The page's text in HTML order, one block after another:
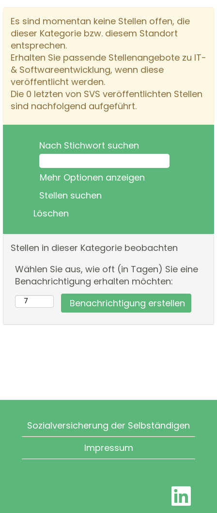
Es sind momentan keine Stellen offen, die
dieser Kategorie bzw. diesem Standort
entsprechen.
Erhalten Sie passende Stellenangebote zu IT-
& Softwareentwicklung, wenn diese
veröffentlicht werden.
Die 0 letzten von SVS veröffentlichten Stellen
sind nachfolgend aufgeführt.
Nach Stichwort suchen
Mehr Optionen anzeigen
Löschen
Stellen in dieser Kategorie beobachten
Wählen Sie aus, wie oft (in Tagen) Sie eine
Benachrichtigung erhalten möchten:
Sozialversicherung der Selbständigen
Impressum
W
r